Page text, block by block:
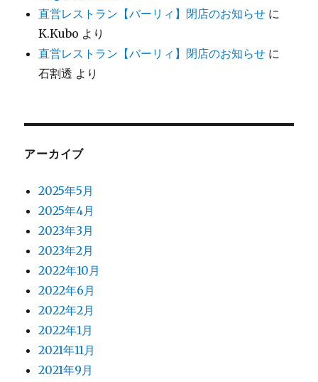
直営レストラン【バーリィ】閉店のお知らせ に
K.Kubo より
直営レストラン【バーリィ】閉店のお知らせ に
石割透 より
アーカイブ
2025年5月
2025年4月
2023年3月
2023年2月
2022年10月
2022年6月
2022年2月
2022年1月
2021年11月
2021年9月